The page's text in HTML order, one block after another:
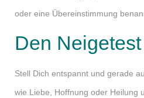
oder eine Übereinstimmung
Den
Stell Dich entspannt und gerade
wie Liebe, Hoffnung oder Heilung